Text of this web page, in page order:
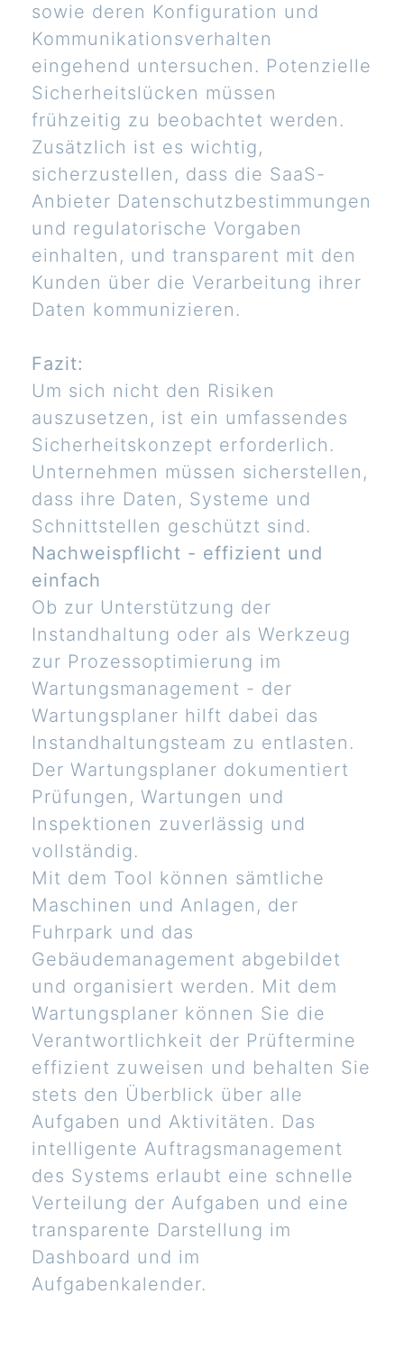
sowie deren Konfiguration und
Kommunikationsverhalten
eingehend untersuchen. Potenzielle
Sicherheitslücken müssen
frühzeitig zu beobachtet werden.
Zusätzlich ist es wichtig,
sicherzustellen, dass die SaaS-
Anbieter Datenschutzbestimmungen
und regulatorische Vorgaben
einhalten, und transparent mit den
Kunden über die Verarbeitung ihrer
Daten kommunizieren.
Fazit:
Um sich nicht den Risiken
auszusetzen, ist ein umfassendes
Sicherheitskonzept erforderlich.
Unternehmen müssen sicherstellen,
dass ihre Daten, Systeme und
Schnittstellen geschützt sind.
Nachweispflicht - effizient und
einfach
Ob zur Unterstützung der
Instandhaltung oder als Werkzeug
zur Prozessoptimierung im
Wartungsmanagement - der
Wartungsplaner hilft dabei das
Instandhaltungsteam zu entlasten.
Der Wartungsplaner dokumentiert
Prüfungen, Wartungen und
Inspektionen zuverlässig und
vollständig.
Mit dem Tool können sämtliche
Maschinen und Anlagen, der
Fuhrpark und das
Gebäudemanagement abgebildet
und organisiert werden. Mit dem
Wartungsplaner können Sie die
Verantwortlichkeit der Prüftermine
effizient zuweisen und behalten Sie
stets den Überblick über alle
Aufgaben und Aktivitäten. Das
intelligente Auftragsmanagement
des Systems erlaubt eine schnelle
Verteilung der Aufgaben und eine
transparente Darstellung im
Dashboard und im
Aufgabenkalender.